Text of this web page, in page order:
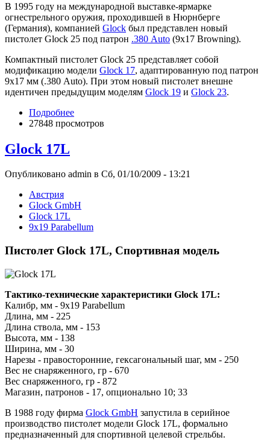
В 1995 году на международной выставке-ярмарке
огнестрельного оружия, проходившей в Нюрнберге
(Германия), компанией Glock был представлен новый
пистолет Glock 25 под патрон .380 Auto (9x17 Browning).
Компактный пистолет Glock 25 представляет собой
модификацию модели Glock 17, адаптированную под патрон
9x17 мм (.380 Auto). При этом новый пистолет внешне
идентичен предыдущим моделям Glock 19 и Glock 23.
Подробнее
27848 просмотров
Glock 17L
Опубликовано admin в Сб, 01/10/2009 - 13:21
Австрия
Glock GmbH
Glock 17L
9x19 Parabellum
Пистолет Glock 17L, Спортивная модель
Тактико-технические характеристики Glock 17L:
Калибр, мм - 9x19 Parabellum
Длина, мм - 225
Длина ствола, мм - 153
Высота, мм - 138
Ширина, мм - 30
Нарезы - правосторонние, гексагональный шаг, мм - 250
Вес не снаряженного, гр - 670
Вес снаряженного, гр - 872
Магазин, патронов - 17, опционально 10; 33
В 1988 году фирма Glock GmbH запустила в серийное
производство пистолет модели Glock 17L, формально
предназначенный для спортивной целевой стрельбы.